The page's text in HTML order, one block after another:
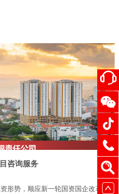
咨询服务
形势，顺应新一轮国资国企改革的